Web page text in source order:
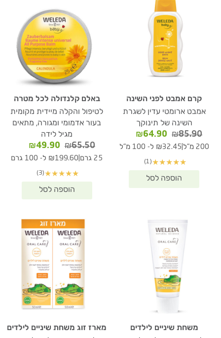
קרם אמבט לפני השינה
אמבט ארומטי עדין לשגרת
השינה של תינוקך
₪85.90
המחיר
המקורי
₪85.90.
₪64.90
המחיר
הנוכחי
200 מ"ל ₪32.45 ל- 100 מ"ל
★
★
★
★
★
(1)
באלם קלנדולה לכל מטרה
לטיפול והקלה מיידית מקומית
בעור אדמומי ומגורה, מתאים
מגיל לידה
₪65.50
המחיר
המקורי
₪65.50.
₪49.90
הנוכחי
25 גרם ₪199.60 ל- 100 גרם
★
★
★
★
★
(3)
משחת שיניים לילדים
מארז זוג משחת שיניים לילדים